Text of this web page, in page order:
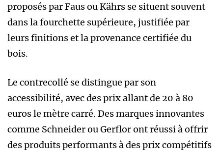
proposés par Faus ou Kährs se situent souvent
dans la fourchette supérieure, justifiée par
leurs finitions et la provenance certifiée du
bois.
Le contrecollé se distingue par son
accessibilité, avec des prix allant de 20 à 80
euros le mètre carré. Des marques innovantes
comme Schneider ou Gerflor ont réussi à offrir
des produits performants à des prix compétitifs